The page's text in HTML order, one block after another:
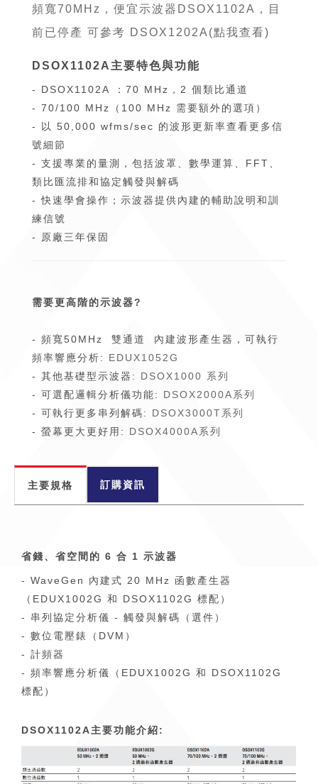
頻寬70MHz，便宜示波器DSOX1102A，目
前已停產 可參考 DSOX1202A(點我查看)
DSOX1102A主要特色與功能
- DSOX1102A ：70 MHz，2 個類比通道
- 70/100 MHz（100 MHz 需要額外的選項）
- 以 50,000 wfms/sec 的波形更新率查看更多信
號細節
- 支援專業的量測，包括波罩、數學運算、FFT、
類比匯流排和協定觸發與解碼
- 快速學會操作；示波器提供內建的輔助說明和訓
練信號
- 原廠三年保固
需要更高階的示波器?
- 頻寬50MHz 雙通道 內建波形產生器，可執行
頻率響應分析: EDUX1052G
- 其他基礎型示波器: DSOX1000 系列
- 可選配邏輯分析儀功能: DSOX2000A系列
- 可執行更多串列解碼: DSOX3000T系列
- 螢幕更大更好用: DSOX4000A系列
主要規格 訂購資訊
省錢、省空間的 6 合 1 示波器
- WaveGen 內建式 20 MHz 函數產生器
（EDUX1002G 和 DSOX1102G 標配）
- 串列協定分析儀 - 觸發與解碼（選件）
- 數位電壓錶（DVM）
- 計頻器
- 頻率響應分析儀（EDUX1002G 和 DSOX1102G
標配）
DSOX1102A主要功能介紹: